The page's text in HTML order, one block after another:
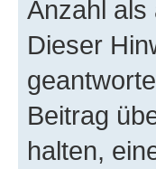
Anzahl als
Dieser
Beitrag
halten,